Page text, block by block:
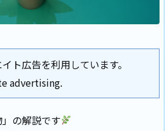
ト広告を利用しています。
advertising.
の解説です